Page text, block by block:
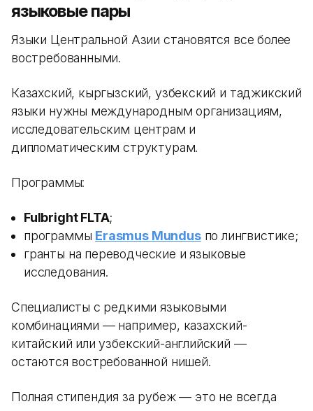
языковые пары
Языки Центральной Азии становятся все более
востребованными.
Казахский, кыргызский, узбекский и таджикский
языки нужны международным организациям,
исследовательским центрам и
дипломатическим структурам.
Программы:
Fulbright FLTA;
программы Erasmus Mundusпо лингвистике;
гранты на переводческие и языковые
исследования.
Специалисты с редкими языковыми
комбинациями — например, казахский-
китайский или узбекский-английский —
остаются востребованной нишей.
Полная стипендия за рубеж — это не всегда